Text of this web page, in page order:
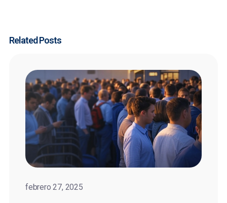
Related Posts
febrero 27, 2025